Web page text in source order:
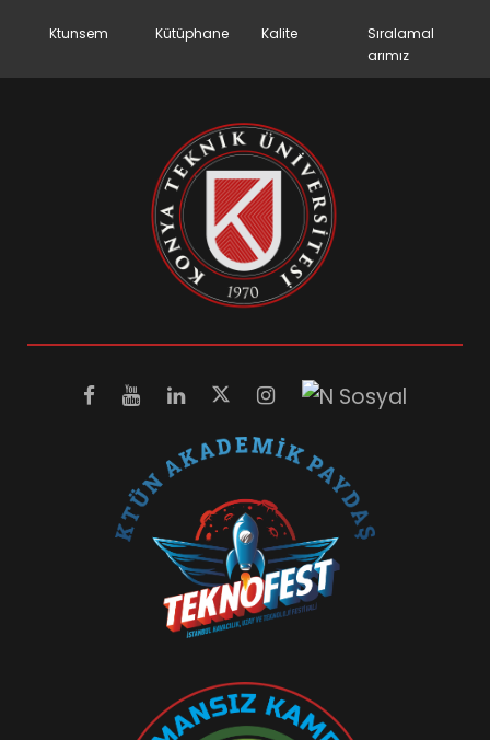
Ktunsem Kütüphane Kalite
Sıralamal
arımız